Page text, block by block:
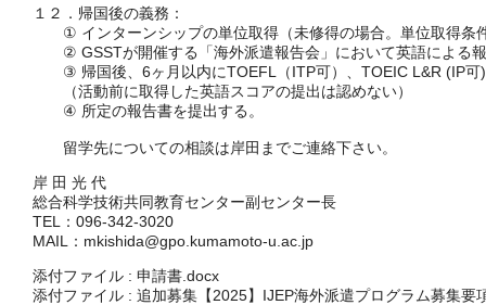
１２．帰国後の義務：
① インターンシップの単位取得（未修得の場合。単位取得条
② GSSTが開催する「海外派遣報告会」において英語による報
③ 帰国後、6ヶ月以内にTOEFL（ITP可）、TOEIC L&R (IP可)
（活動前に取得した英語スコアの提出は認めない）
④ 所定の報告書を提出する。
留学先についての相談は岸田までご連絡下さい。
岸 田 光 代
総合科学技術共同教育センター副センター長
TEL：096-342-3020
MAIL：mkishida@gpo.kumamoto-u.ac.jp
添付ファイル : 申請書.docx
添付ファイル : 追加募集【2025】IJEP海外派遣プログラム募集要